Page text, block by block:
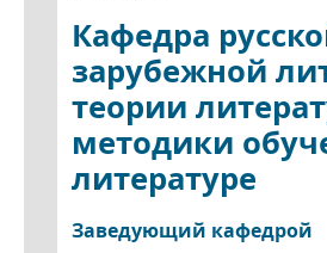
Кафедра
зарубежной
теории
методики
литературе
Заведующий кафедрой